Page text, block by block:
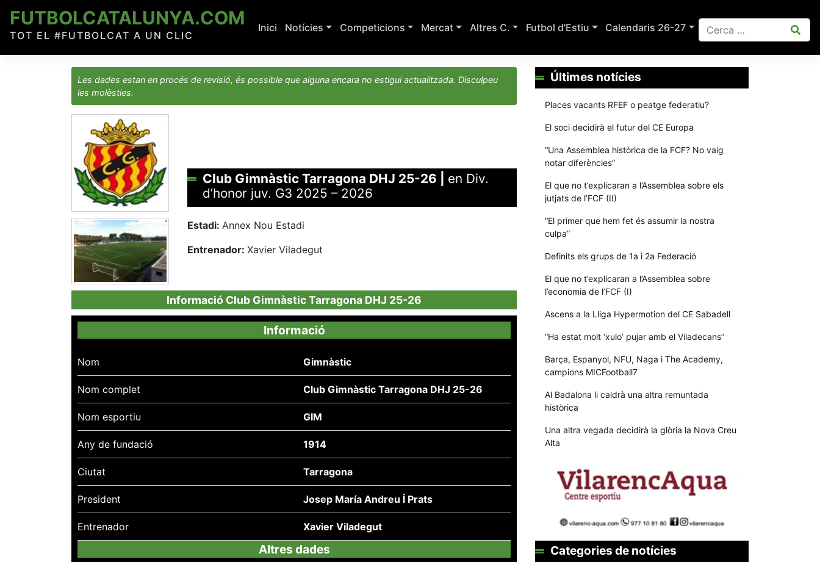
content
FUTBOLCATALUNYA.COM
TOT EL #FUTBOLCAT A UN CLIC
Inici Notícies Competicions Mercat Altres C. Futbol d'Estiu Calendaris 26-27
Les dades estan en procés de revisió, és possible que alguna encara no estigui actualitzada. Disculpeu
les molèsties.
Club Gimnàstic Tarragona DHJ 25-26
en Div.
d’honor juv. G3 2025 – 2026
Estadi: Annex Nou Estadi
Entrenador: Xavier Viladegut
Informació Club Gimnàstic Tarragona DHJ 25-26
Informació
Nom Gimnàstic
Nom complet Club Gimnàstic Tarragona DHJ 25-26
Nom esportiu GIM
Any de fundació 1914
Ciutat Tarragona
President Josep María Andreu İ Prats
Entrenador Xavier Viladegut
Altres dades
Últimes notícies
Places vacants RFEF o peatge federatiu?
El soci decidirà el futur del CE Europa
“Una Assemblea històrica de la FCF? No vaig
notar diferències”
El que no t’explicaran a l’Assemblea sobre els
jutjats de l’FCF (II)
“El primer que hem fet és assumir la nostra
culpa”
Definits els grups de 1a i 2a Federació
El que no t’explicaran a l’Assemblea sobre
l’economia de l’FCF (I)
Ascens a la Lliga Hypermotion del CE Sabadell
“Ha estat molt ‘xulo’ pujar amb el Viladecans”
Barça, Espanyol, NFU, Naga i The Academy,
campions MICFootball7
Al Badalona li caldrà una altra remuntada
històrica
Una altra vegada decidirà la glòria la Nova Creu
Alta
Categories de notícies
Necessàries
cookies no
opcionals,
són
tècnic de la
web.